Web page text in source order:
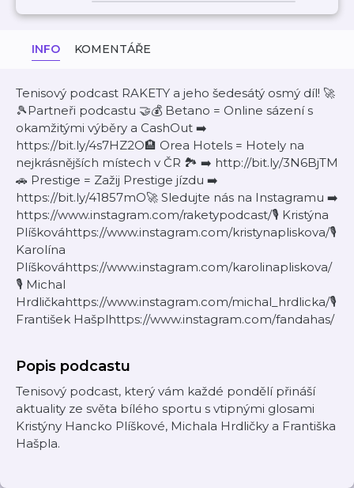
INFO KOMENTÁŘE
Tenisový podcast RAKETY a jeho šedesátý osmý díl! 🚀
🎾Partneři podcastu 🤝💰 Betano = Online sázení s
okamžitými výběry a CashOut ➡️
https://bit.ly/4s7HZ2O🏨 Orea Hotels = Hotely na
nejkrásnějších místech v ČR 🏞️ ➡️ http://bit.ly/3N6BjTM
🚗 Prestige = Zažij Prestige jízdu ➡️
https://bit.ly/41857mO🚀 Sledujte nás na Instagramu ➡️
https://www.instagram.com/raketypodcast/🎙 Kristýna
Plíškováhttps://www.instagram.com/kristynapliskova/🎙
Karolína
Plíškováhttps://www.instagram.com/karolinapliskova/
🎙 Michal
Hrdličkahttps://www.instagram.com/michal_hrdlicka/🎙
František Hašplhttps://www.instagram.com/fandahas/
Popis podcastu
Tenisový podcast, který vám každé pondělí přináší
aktuality ze světa bílého sportu s vtipnými glosami
Kristýny Hancko Plíškové, Michala Hrdličky a Františka
Hašpla.